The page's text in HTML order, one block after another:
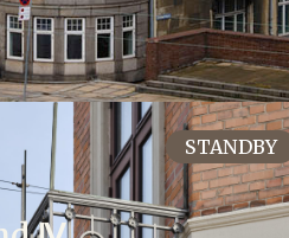
STANDBY